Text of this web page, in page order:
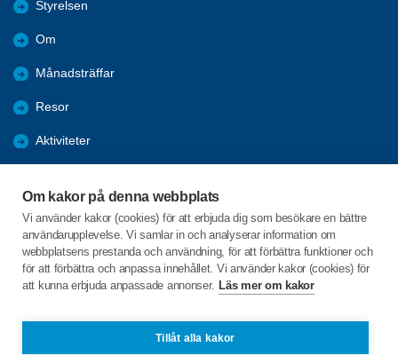
Om kakor på denna webbplats
Vi använder kakor (cookies) för att erbjuda dig som besökare en bättre
användarupplevelse. Vi samlar in och analyserar information om
webbplatsens prestanda och användning, för att förbättra funktioner och
för att förbättra och anpassa innehållet. Vi använder kakor (cookies) för
att kunna erbjuda anpassade annonser. Läs mer om kakor
Tillåt alla kakor
Styrelsen
Om
Månadsträffar
Resor
Aktiviteter
Almanacka 2026
Bli medlem
C/o:Sven-Erik Forsgren